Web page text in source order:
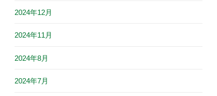
2024年12月
2024年11月
2024年8月
2024年7月